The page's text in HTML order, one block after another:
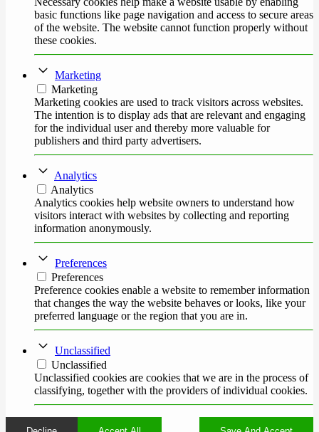
basic functions like page navigation and access to secure areas
of the website. The website cannot function properly without
these cookies.
Marketing
Marketing
Marketing cookies are used to track visitors across websites.
The intention is to display ads that are relevant and engaging
for the individual user and thereby more valuable for
publishers and third party advertisers.
Analytics
Analytics
Analytics cookies help website owners to understand how
visitors interact with websites by collecting and reporting
information anonymously.
Preferences
Preferences
Preference cookies enable a website to remember information
that changes the way the website behaves or looks, like your
preferred language or the region that you are in.
Unclassified
Unclassified
Unclassified cookies are cookies that we are in the process of
classifying, together with the providers of individual cookies.